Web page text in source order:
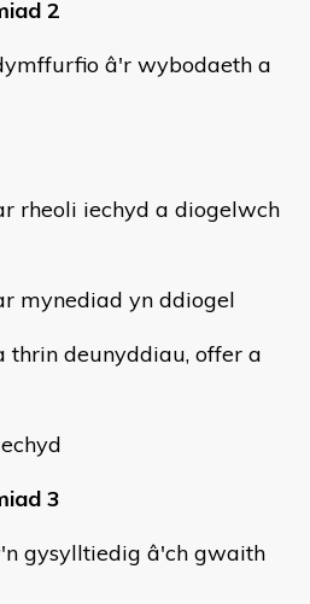
2
â'r wybodaeth a
rheoli iechyd a diogelwch
mynediad yn ddiogel
thrin deunyddiau, offer a
3
gysylltiedig â'ch gwaith